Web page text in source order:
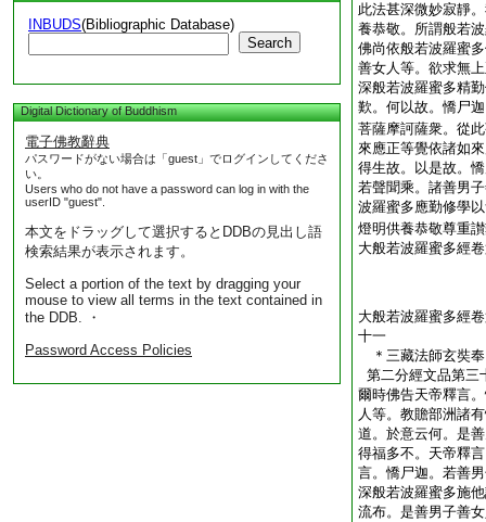
INBUDS(Bibliographic Database)
Search
Digital Dictionary of Buddhism
電子佛教辭典
パスワードがない場合は「guest」でログインしてくださ
い。
Users who do not have a password can log in with the
userID "guest".
本文をドラッグして選択するとDDBの見出し語
検索結果が表示されます。
Select a portion of the text by dragging your
mouse to view all terms in the text contained in
the DDB. ・
Password Access Policies
此法甚深微妙寂靜
養恭敬。所謂般若
佛尚依般若波羅蜜
善女人等。欲求無
深般若波羅蜜多精
歎。何以故。憍尸
菩薩摩訶薩衆。從
來應正等覺依諸如
得生故。以是故。
若聲聞乘。諸善男
波羅蜜多應勤修學
燈明供養恭敬尊重
大般若波羅蜜多經
大般若波羅蜜多經
十一
＊三藏法師玄
第二分經文品第三
爾時佛告天帝釋言
人等。教贍部洲諸
道。於意云何。是
得福多不。天帝釋
言。憍尸迦。若善
深般若波羅蜜多施
流布。是善男子善